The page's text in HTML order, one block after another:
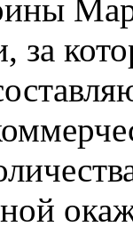
за